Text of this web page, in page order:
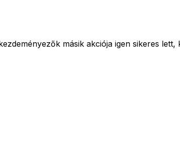
másik akciója igen sikeres